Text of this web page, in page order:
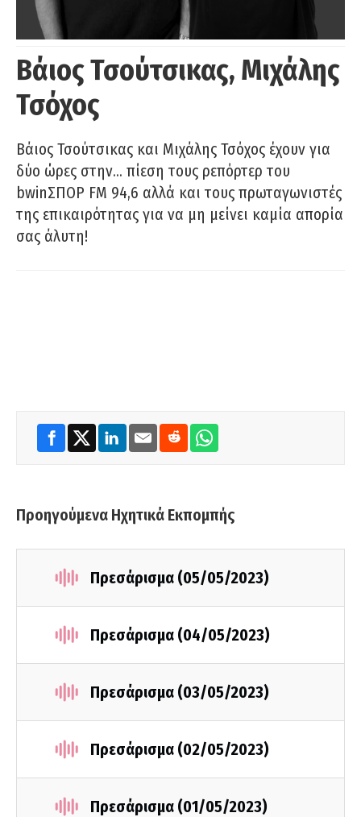
Βάιος Τσούτσικας, Μιχάλης
Τσόχος
Βάιος Τσούτσικας και Μιχάλης Τσόχος έχουν για
δύο ώρες στην… πίεση τους ρεπόρτερ του
bwinΣΠΟΡ FM 94,6 αλλά και τους πρωταγωνιστές
της επικαιρότητας για να μη μείνει καμία απορία
σας άλυτη!
Προηγούμενα Ηχητικά Εκπομπής
Πρεσάρισμα (05/05/2023)
Πρεσάρισμα (04/05/2023)
Πρεσάρισμα (03/05/2023)
Πρεσάρισμα (02/05/2023)
Πρεσάρισμα (01/05/2023)